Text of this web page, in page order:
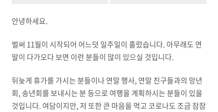
안녕하세요.
벌써 11월이 시작되어 어느덧 일주일이 흘렀습니다. 아무래도 연
말이 다가오다 보면 이런 분들이 많이 있으실 것입니다.
뒤늦게 휴가를 가시는 분들이나 연말 행사, 연말 친구들과의 망년
회, 송년회를 보내시는 분 등으로 여행을 계획하시는 분들이 있을
것입니다. 여담이지만, 저 또한 큰 마음을 먹고 코로나도 조금 잠잠